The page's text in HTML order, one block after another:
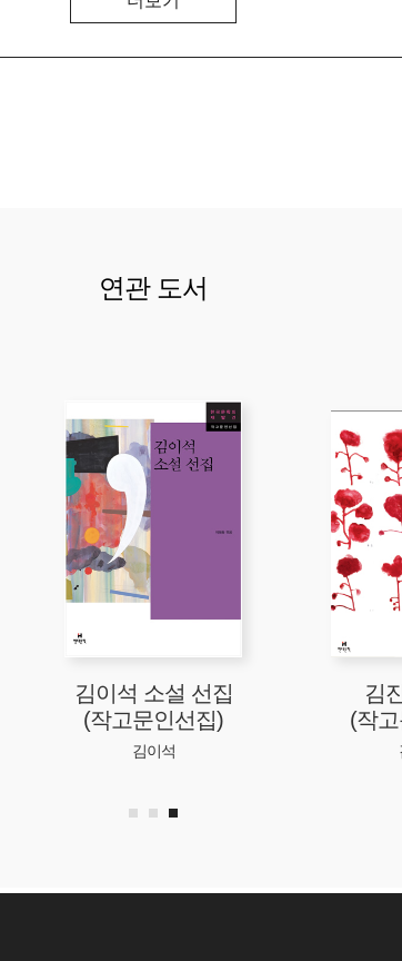
연관 도서
김이석 소설 선집
(작고문인선집)
김이석
김
(작